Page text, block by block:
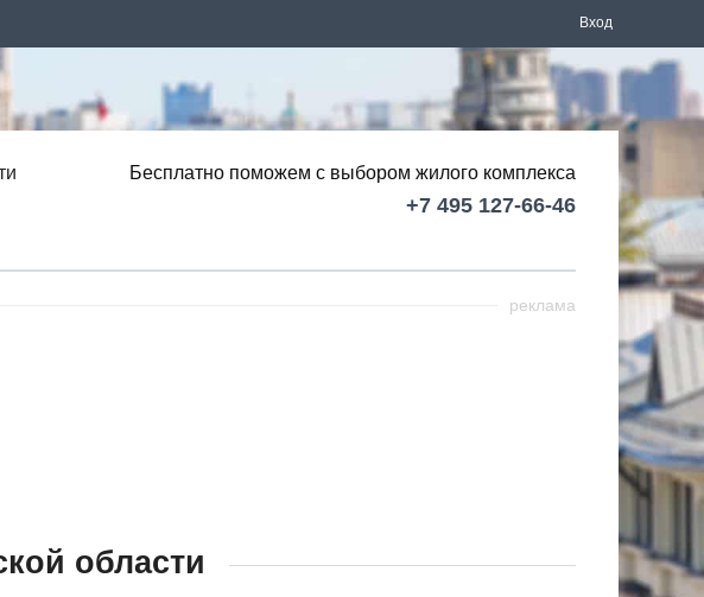
Вход
Бесплатно поможем с выбором жилого комплекса
+7 495 127-66-46
реклама
области